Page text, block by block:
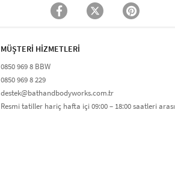
MÜŞTERİ HİZMETLERİ​
0850 969 8 BBW​
0850 969 8 229​​
destek@bathandbodyworks.com.tr
Resmi tatiller hariç hafta içi 09:00 – 18:00 saatleri arası​